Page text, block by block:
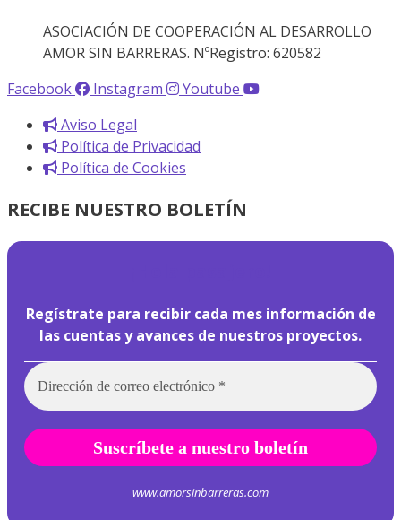
ASOCIACIÓN DE COOPERACIÓN AL DESARROLLO
AMOR SIN BARRERAS. NºRegistro: 620582
Facebook
Instagram
Youtube
Aviso Legal
Política de Privacidad
Política de Cookies
RECIBE NUESTRO BOLETÍN
Regístrate para recibir cada mes información de
las cuentas y avances de nuestros proyectos.
www.amorsinbarreras.com